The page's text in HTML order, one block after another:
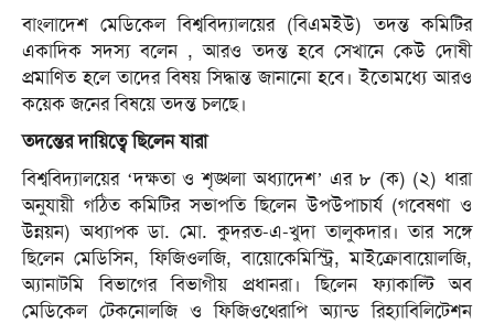
বাংলাদেশ মেডিকেল বিশ্ববিদ্যালয়ের (বিএমইউ) তদন্ত কমিটির
একাদিক সদস্য বলেন , আরও তদন্ত হবে সেখানে কেউ দোষী
প্রমাণিত হলে তাদের বিষয় সিদ্ধান্ত জানানো হবে। ইতোমধ্যে আরও
কয়েক জনের বিষয়ে তদন্ত চলছে।
তদন্তের দায়িত্বে ছিলেন যারা
বিশ্ববিদ্যালয়ের ‘দক্ষতা ও শৃঙ্খলা অধ্যাদেশ’ এর ৮ (ক) (২) ধারা
অনুযায়ী গঠিত কমিটির সভাপতি ছিলেন উপউপাচার্য (গবেষণা ও
উন্নয়ন) অধ্যাপক ডা. মো. কুদরত-এ-খুদা তালুকদার। তার সঙ্গে
ছিলেন মেডিসিন, ফিজিওলজি, বায়োকেমিস্ট্রি, মাইক্রোবায়োলজি,
অ্যানাটমি বিভাগের বিভাগীয় প্রধানরা। ছিলেন ফ্যাকাল্টি অব
মেডিকেল টেকনোলজি ও ফিজিওথেরাপি অ্যান্ড রিহ্যাবিলিটেশন